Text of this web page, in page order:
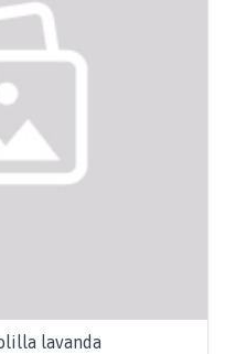
lavanda